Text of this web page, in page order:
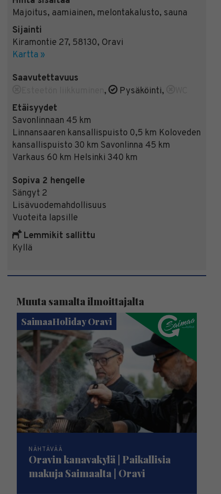
Majoitus, aamiainen, melontakalusto, sauna
Sijainti
Kiramontie 27, 58130, Oravi
Kartta »
Saavutettavuus
, Pysäköinti,
Etäisyydet
Savonlinnaan 45 km
Linnansaaren kansallispuisto 0,5 km Koloveden
kansallispuisto 30 km Savonlinna 45 km
Varkaus 60 km Helsinki 340 km
Sopiva 2 hengelle
Sängyt 2
Lisävuodemahdollisuus
Vuoteita lapsille
Lemmikit sallittu
Kyllä
Muuta samalta ilmoittajalta
SaimaaHoliday Oravi
NÄHTÄVÄÄ
Oravin kanavakylä | Paikallisia
makuja Saimaalta | Oravi